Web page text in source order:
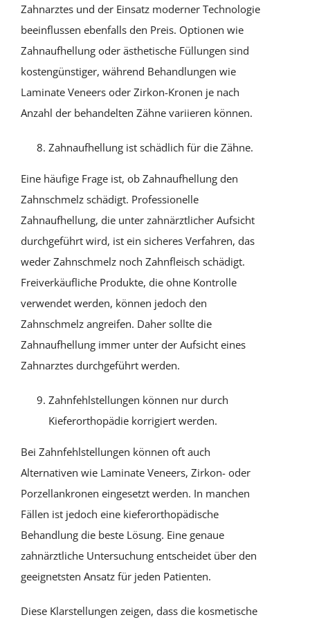
Zahnarztes und der Einsatz moderner Technologie
beeinflussen ebenfalls den Preis. Optionen wie
Zahnaufhellung oder ästhetische Füllungen sind
kostengünstiger, während Behandlungen wie
Laminate Veneers oder Zirkon-Kronen je nach
Anzahl der behandelten Zähne variieren können.
Zahnaufhellung ist schädlich für die Zähne.
Eine häufige Frage ist, ob Zahnaufhellung den
Zahnschmelz schädigt. Professionelle
Zahnaufhellung, die unter zahnärztlicher Aufsicht
durchgeführt wird, ist ein sicheres Verfahren, das
weder Zahnschmelz noch Zahnfleisch schädigt.
Freiverkäufliche Produkte, die ohne Kontrolle
verwendet werden, können jedoch den
Zahnschmelz angreifen. Daher sollte die
Zahnaufhellung immer unter der Aufsicht eines
Zahnarztes durchgeführt werden.
Zahnfehlstellungen können nur durch
Kieferorthopädie korrigiert werden.
Bei Zahnfehlstellungen können oft auch
Alternativen wie Laminate Veneers, Zirkon- oder
Porzellankronen eingesetzt werden. In manchen
Fällen ist jedoch eine kieferorthopädische
Behandlung die beste Lösung. Eine genaue
zahnärztliche Untersuchung entscheidet über den
geeignetsten Ansatz für jeden Patienten.
Diese Klarstellungen zeigen, dass die kosmetische